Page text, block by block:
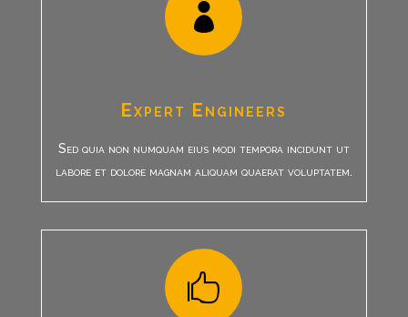

Expert Engineers
Sed quia non numquam eius modi tempora incidunt ut
labore et dolore magnam aliquam quaerat voluptatem.
